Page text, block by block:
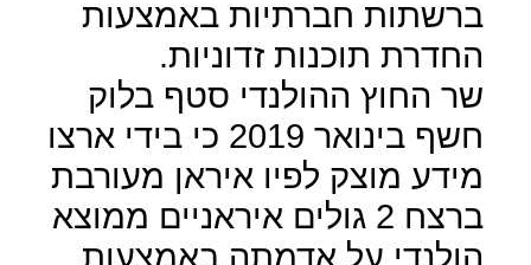
ברשתות חברתיות באמצעות
החדרת תוכנות זדוניות.
שר החוץ ההולנדי סטף בלוק
חשף בינואר 2019 כי בידי ארצו
מידע מוצק לפיו איראן מעורבת
ברצח 2 גולים איראניים ממוצא
הולנדי על אדמתה באמצעות